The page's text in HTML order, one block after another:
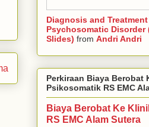
Diagnosis and
Psychosomatic Disorder
Slides) from Andri Andri
Perkiraan Biaya Berobat
Psikosomatik RS EMC
Biaya Berobat Ke
RS EMC Alam Sutera